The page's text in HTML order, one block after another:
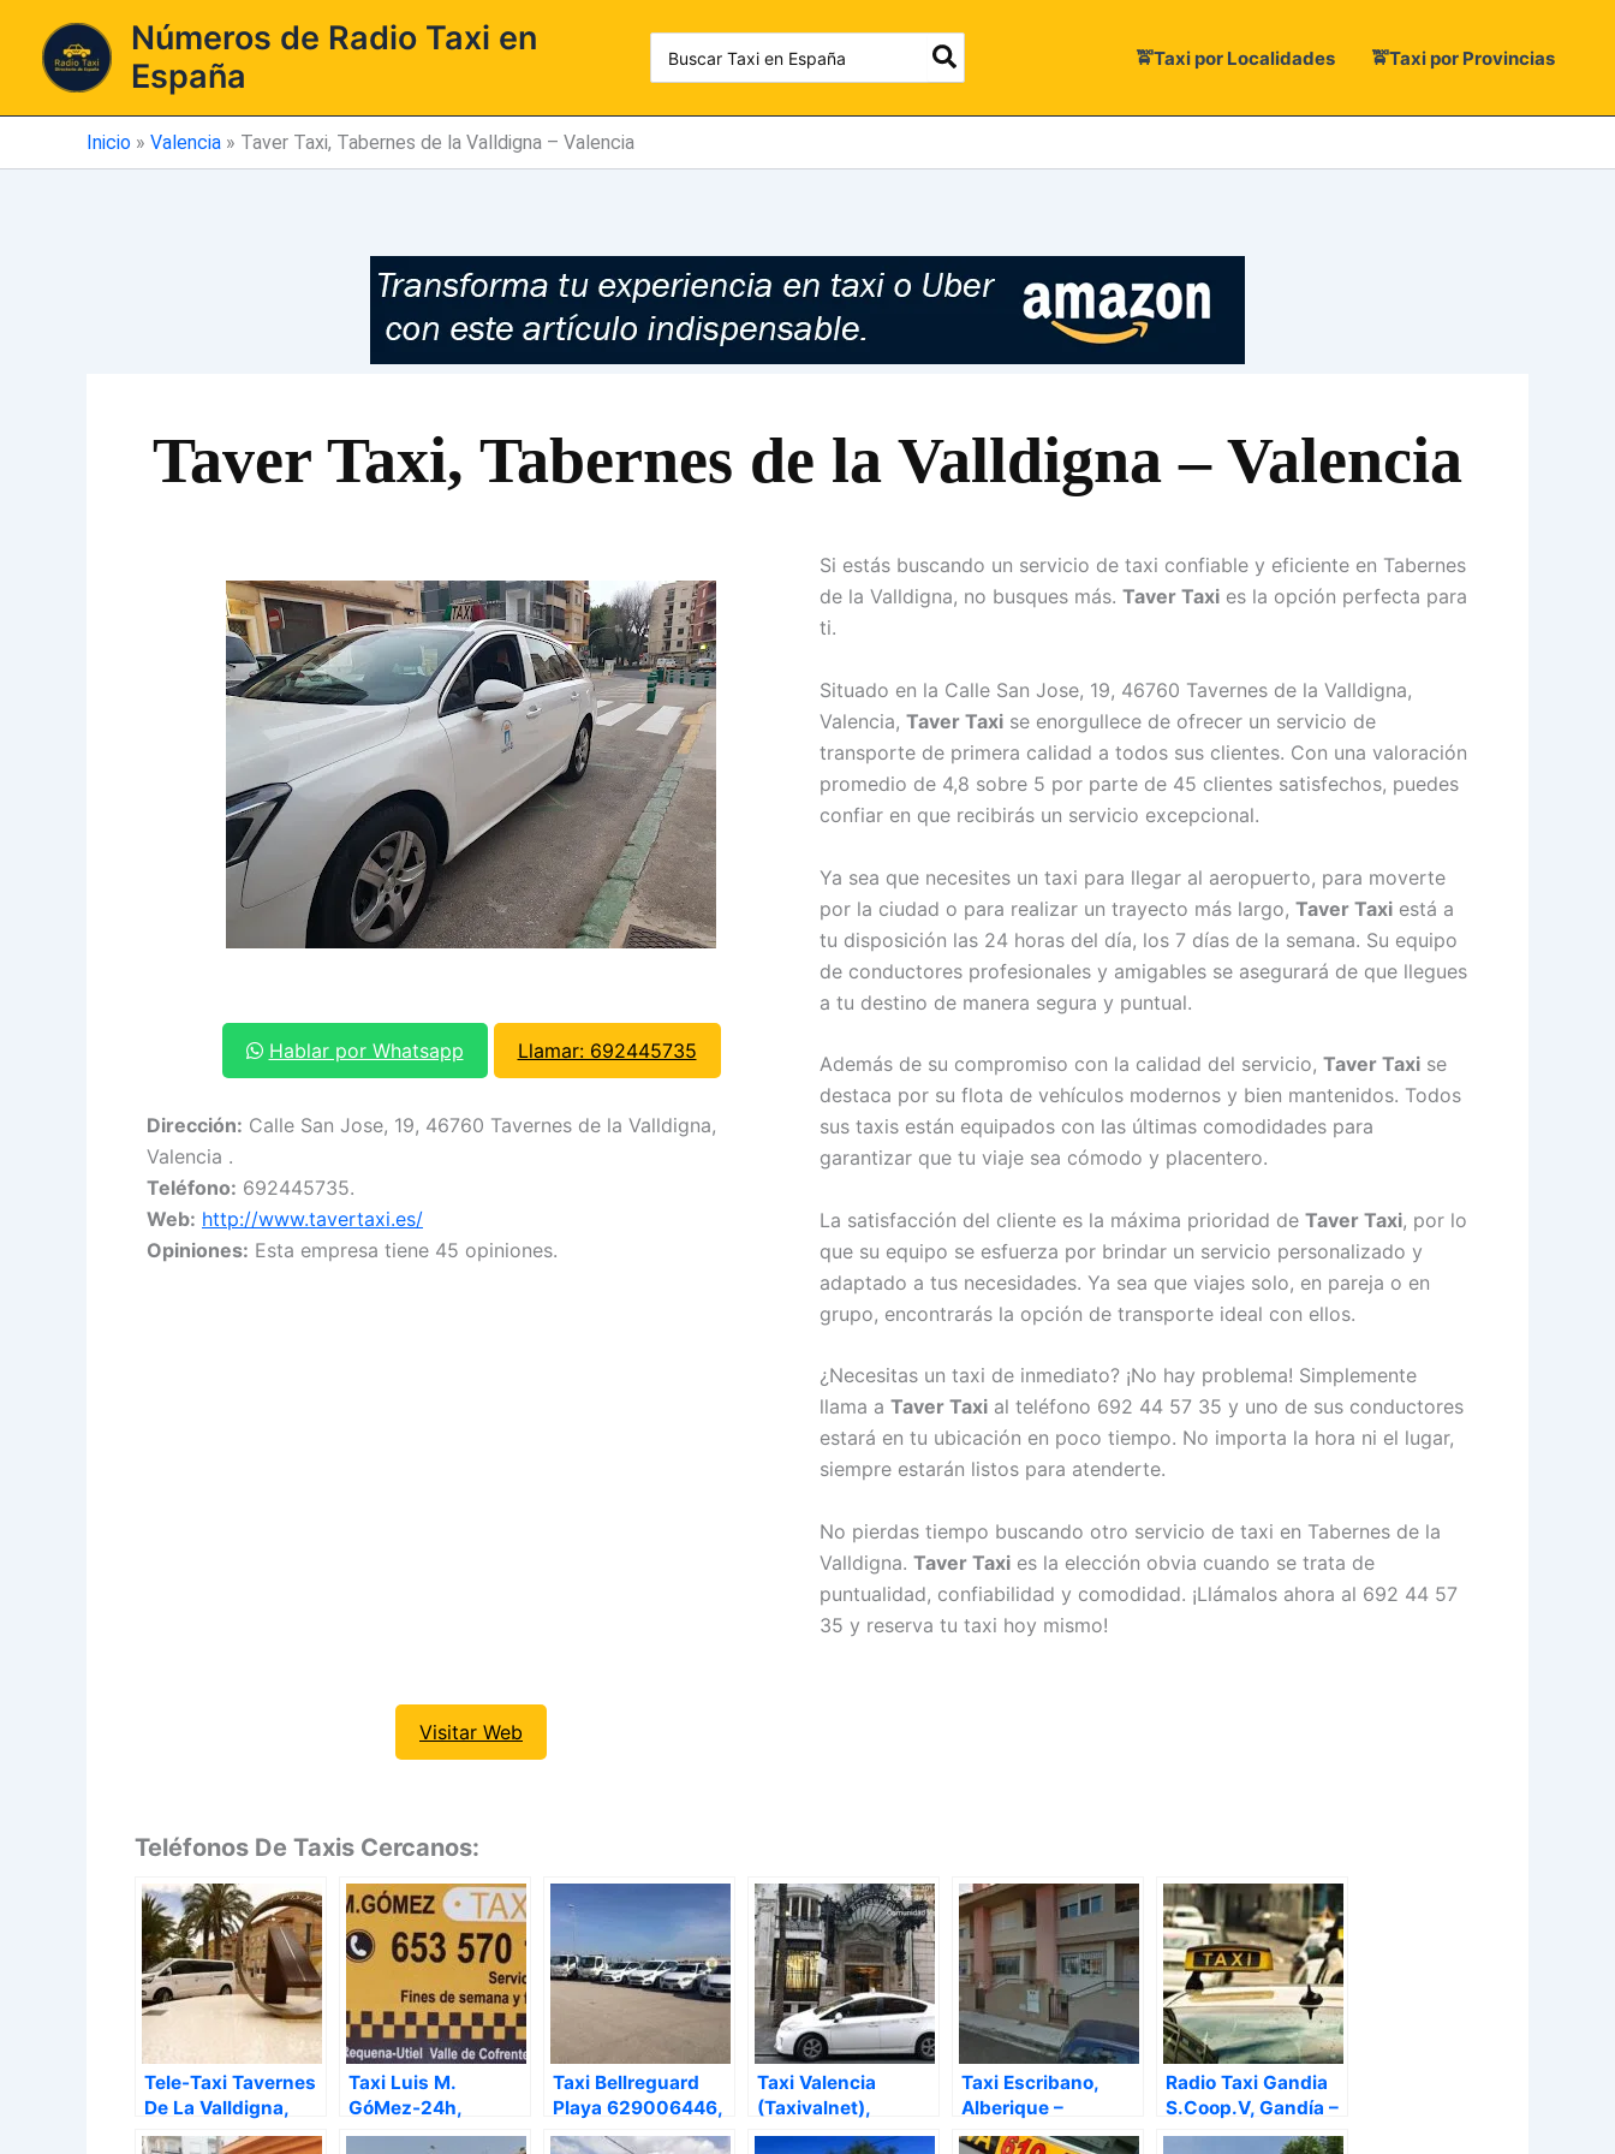
contenido
Números de Radio Taxi en
España
for:
🚖Taxi por Localidades 🚖Taxi por Provincias
Inicio » Valencia » Taver Taxi, Tabernes de la Valldigna – Valencia
Taver Taxi, Tabernes de la Valldigna – Valencia
Hablar por Whatsapp Llamar: 692445735
Dirección: Calle San Jose, 19, 46760 Tavernes de la Valldigna,
Valencia .
Teléfono: 692445735.
Web: http://www.tavertaxi.es/
Opiniones: Esta empresa tiene 45 opiniones.
Visitar Web
Si estás buscando un servicio de taxi confiable y eficiente en Tabernes
de la Valldigna, no busques más. Taver Taxi es la opción perfecta para
ti.
Situado en la Calle San Jose, 19, 46760 Tavernes de la Valldigna,
Valencia, Taver Taxi se enorgullece de ofrecer un servicio de
transporte de primera calidad a todos sus clientes. Con una valoración
promedio de 4,8 sobre 5 por parte de 45 clientes satisfechos, puedes
confiar en que recibirás un servicio excepcional.
Ya sea que necesites un taxi para llegar al aeropuerto, para moverte
por la ciudad o para realizar un trayecto más largo, Taver Taxi está a
tu disposición las 24 horas del día, los 7 días de la semana. Su equipo
de conductores profesionales y amigables se asegurará de que llegues
a tu destino de manera segura y puntual.
Además de su compromiso con la calidad del servicio, Taver Taxi se
destaca por su flota de vehículos modernos y bien mantenidos. Todos
sus taxis están equipados con las últimas comodidades para
garantizar que tu viaje sea cómodo y placentero.
La satisfacción del cliente es la máxima prioridad de Taver Taxi, por lo
que su equipo se esfuerza por brindar un servicio personalizado y
adaptado a tus necesidades. Ya sea que viajes solo, en pareja o en
grupo, encontrarás la opción de transporte ideal con ellos.
¿Necesitas un taxi de inmediato? ¡No hay problema! Simplemente
llama a Taver Taxi al teléfono 692 44 57 35 y uno de sus conductores
estará en tu ubicación en poco tiempo. No importa la hora ni el lugar,
siempre estarán listos para atenderte.
No pierdas tiempo buscando otro servicio de taxi en Tabernes de la
Valldigna. Taver Taxi es la elección obvia cuando se trata de
puntualidad, confiabilidad y comodidad. ¡Llámalos ahora al 692 44 57
35 y reserva tu taxi hoy mismo!
Teléfonos De Taxis Cercanos:
Tele-Taxi Tavernes
De La Valldigna,
Tabernes de la
Taxi Luis M.
GóMez-24h,
Requena – Valencia
Taxi Bellreguard
Playa 629006446,
Guardamar de la
Taxi Valencia
(Taxivalnet),
Valencia – Valencia
Taxi Escribano,
Alberique –
Valencia
Radio Taxi Gandia
S.Coop.V, Gandía –
Valencia